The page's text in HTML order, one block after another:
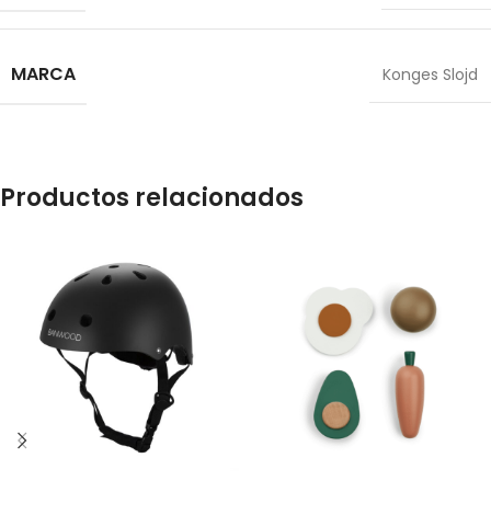
MARCA Konges Slojd
Productos relacionados